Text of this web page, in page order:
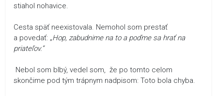
stiahol nohavice.
Cesta späť neexistovala. Nemohol som prestať
a povedať: „Hop, zabudnime na to a poďme sa hrať na
priateľov.“
Nebol som blbý, vedel som, že po tomto celom
skončime pod tým trápnym nadpisom: Toto bola chyba.